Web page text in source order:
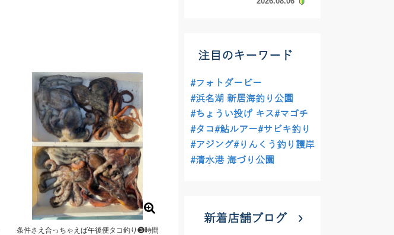
条件さえ合っちゃえば午後便タコ釣り❸時間
てきました
注目のキーワード
#フォトダービー
#浜名湖 新居海釣り公園
#ちょうい投げ キス#マゴチ
#タコ#鮎ルアー#サビキ釣り
#アジング#りんくう釣り護岸
#清水港 海づり公園
新着店舗ブログ